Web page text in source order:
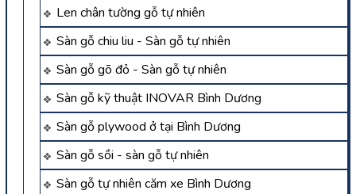
Len chân tường gỗ tự nhiên
Sàn gỗ chiu liu - Sàn gỗ tự nhiên
Sàn gỗ gõ đỏ - Sàn gỗ tự nhiên
Sàn gỗ kỹ thuật INOVAR Bình Dương
Sàn gỗ plywood ở tại Bình Dương
Sàn gỗ sồi - sàn gỗ tự nhiên
Sàn gỗ tự nhiên căm xe Bình Dương